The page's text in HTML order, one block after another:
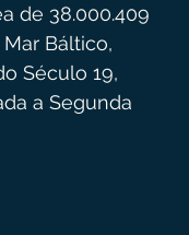
de 38.000.409
Báltico,
Século 19,
a Segunda